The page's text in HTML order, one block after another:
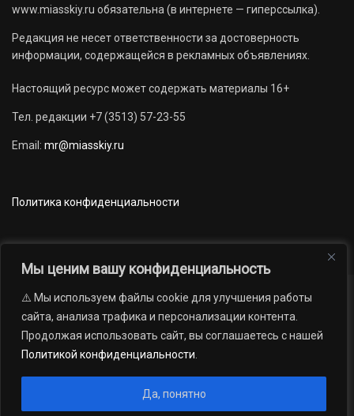
Мы ценим вашу конфиденциальность
⚠️ Мы используем файлы cookie для улучшения работы
сайта, анализа трафика и персонализации контента.
Продолжая использовать сайт, вы соглашаетесь с нашей
Политикой конфиденциальности
Да, понятно
www.miasskiy.ru обязательна (в интернете — гиперссылка).
Редакция не несет ответственности за достоверность
информации, содержащейся в рекламных объявлениях.
Настоящий ресурс может содержать материалы 16+
Тел. редакции +7 (3513) 57-23-55
Email: mr@miasskiy.ru
Политика конфиденциальности
Новости Наши проекты
Официально
АРХИВ
16+
газеты «Миасский рабочий»; Областное государственное учреждение
«Издательский дом «Губерния». Все права защищены.
Андрей Петрович Попов